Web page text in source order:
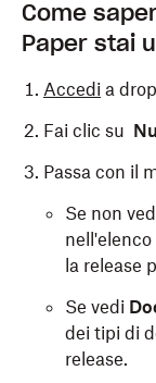
Come
Paper stai
Accedi a
Fai clic su
Passa con il
Se non
la release
Se vedi
dei tipi di
release.